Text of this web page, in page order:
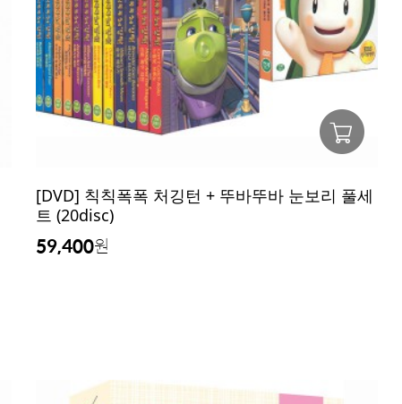
[DVD] 칙칙폭폭 처깅턴 + 뚜바뚜바 눈보리 풀세
트 (20disc)
59,400원